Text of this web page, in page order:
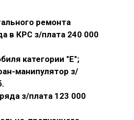
ремонта
в КРС з/плата 240 000
категории "E";
манипулятор з/
з/плата 123 000